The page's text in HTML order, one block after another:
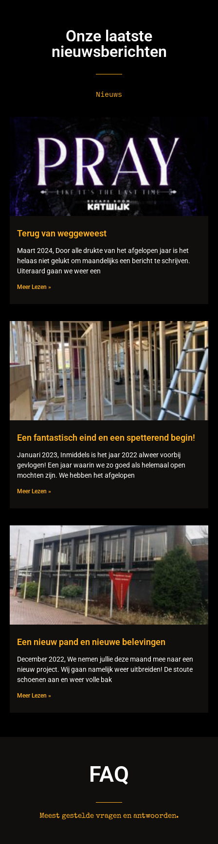
Onze laatste
nieuwsberichten
Nieuws
Terug van weggeweest
Maart 2024, Door alle drukte van het afgelopen jaar is het
helaas niet gelukt om maandelijks een bericht te schrijven.
Uiteraard gaan we weer een
Meer Lezen »
Een fantastisch eind en een spetterend begin!
Januari 2023, Inmiddels is het jaar 2022 alweer voorbij
gevlogen! Een jaar waarin we zo goed als helemaal open
mochten zijn. We hebben het afgelopen
Meer Lezen »
Een nieuw pand en nieuwe belevingen
December 2022, We nemen jullie deze maand mee naar een
nieuw project. Wij gaan namelijk weer uitbreiden! De stoute
schoenen aan en weer volle bak
Meer Lezen »
FAQ
Meest gestelde vragen en antwoorden.